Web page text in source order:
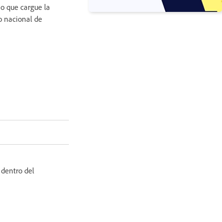
que cargue la
nacional de
del